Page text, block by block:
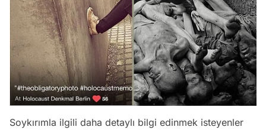
Soykırımla ilgili daha detaylı bilgi edinmek isteyenler